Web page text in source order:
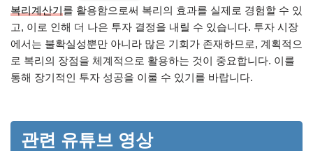
복리계산기를 활용함으로써 복리의 효과를 실제로 경험할 수 있
고, 이로 인해 더 나은 투자 결정을 내릴 수 있습니다. 투자 시장
에서는 불확실성뿐만 아니라 많은 기회가 존재하므로, 계획적으
로 복리의 장점을 체계적으로 활용하는 것이 중요합니다. 이를
통해 장기적인 투자 성공을 이룰 수 있기를 바랍니다.
관련 유튜브 영상